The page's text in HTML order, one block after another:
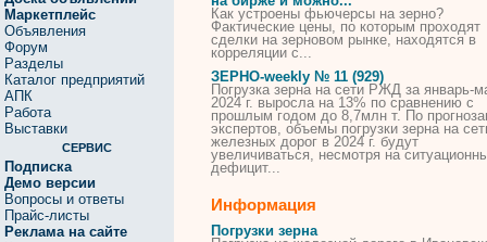
Маркетплейс
Объявления
Форум
Разделы
Каталог предприятий
АПК
Работа
Выставки
СЕРВИС
Подписка
Демо версии
Вопросы и ответы
Прайс-листы
Реклама на сайте
Как устроены фьючерсы на зерно?
Фактические цены, по которым проходят
сделки на зерновом рынке, находятся в
корреляции с...
ЗЕРНО-weekly № 11 (929)
Погрузка зерна на сети РЖД за январь-
2024 г. выросла на 13% по сравнению с
прошлым годом до 8,7млн т. По
экспертов, объемы погрузки зерна на
железных дорог в 2024 г. будут
увеличиваться, несмотря на
дефицит...
Информация
Погрузки зерна